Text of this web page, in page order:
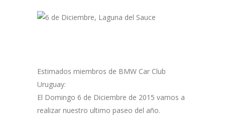
Estimados miembros de BMW Car Club
Uruguay:
El Domingo 6 de Diciembre de 2015 vamos a
realizar nuestro ultimo paseo del año.